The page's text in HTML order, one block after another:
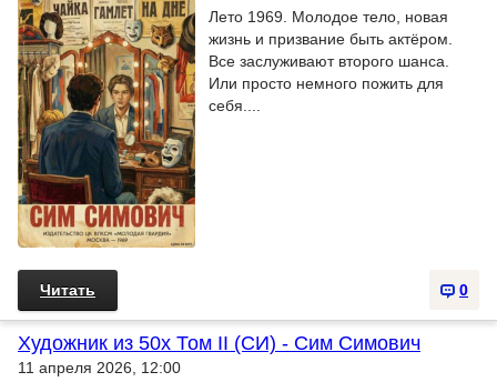
Лето 1969. Молодое тело, новая
жизнь и призвание быть актёром.
Все заслуживают второго шанса.
Или просто немного пожить для
себя....
0
Читать
Художник из 50х Том II (СИ) - Сим Симович
11 апреля 2026, 12:00